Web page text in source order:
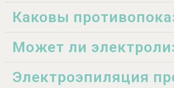
Каковы
Может ли
Электроэпиляция